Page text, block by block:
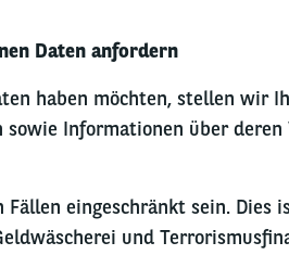
Daten anfordern
haben möchten, stellen wir
sowie Informationen über
eingeschränkt sein. Dies
und